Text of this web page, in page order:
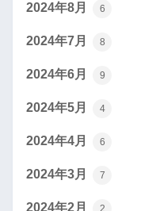
2024年8月 6
2024年7月 8
2024年6月 9
2024年5月 4
2024年4月 6
2024年3月 7
2024年2月 2